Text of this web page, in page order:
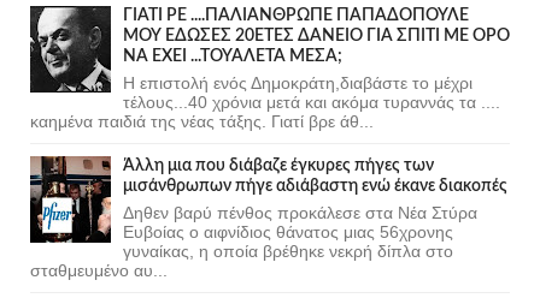
ΓΙΑΤΙ ΡΕ ....ΠΑΛΙΑΝΘΡΩΠΕ ΠΑΠΑΔΟΠΟΥΛΕ
ΜΟΥ ΕΔΩΣΕΣ 20ΕΤΕΣ ΔΑΝΕΙΟ ΓΙΑ ΣΠΙΤΙ ΜΕ ΟΡΟ
ΝΑ ΕΧΕΙ ...ΤΟΥΑΛΕΤΑ ΜΕΣΑ;
Η επιστολή ενός Δημοκράτη,διαβάστε το μέχρι
τέλους...40 χρόνια μετά και ακόμα τυραννάς τα ....
καημένα παιδιά της νέας τάξης. Γιατί βρε άθ...
Άλλη μια που διάβαζε έγκυρες πήγες των
μισάνθρωπων πήγε αδιάβαστη ενώ έκανε διακοπές
Δηθεν βαρύ πένθος προκάλεσε στα Νέα Στύρα
Ευβοίας ο αιφνίδιος θάνατος μιας 56χρονης
γυναίκας, η οποία βρέθηκε νεκρή δίπλα στο
σταθμευμένο αυ...